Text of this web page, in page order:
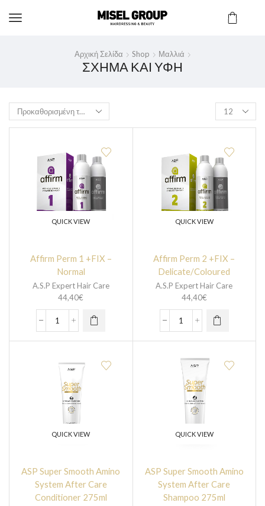
Αρχική Σελίδα Shop Μαλλιά
ΣΧΉΜΑ ΚΑΙ ΥΦΉ
QUICK VIEW
Affirm Perm 1 +FIX –
Normal
A.S.P Expert Hair Care
44,40€
QUICK VIEW
Affirm Perm 2 +FIX –
Delicate/Coloured
A.S.P Expert Hair Care
44,40€
QUICK VIEW
ASP Super Smooth Amino
System After Care
Conditioner 275ml
QUICK VIEW
ASP Super Smooth Amino
System After Care
Shampoo 275ml